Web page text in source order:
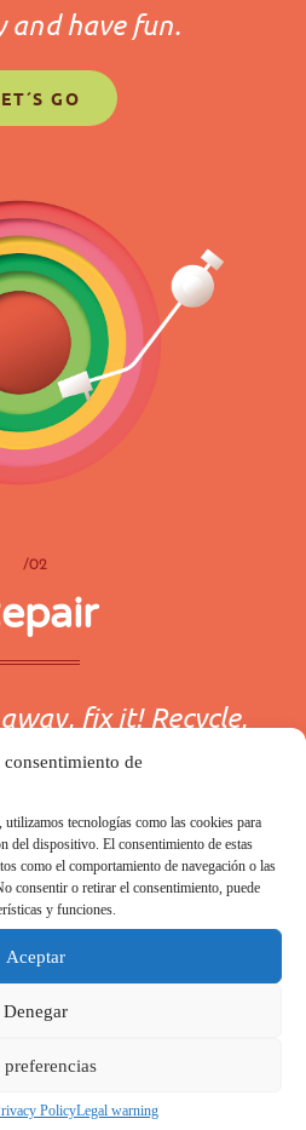
de
utilizamos tecnologías como las cookies para
del dispositivo. El consentimiento de estas
como el comportamiento de navegación o las
consentir o retirar el consentimiento, puede
y funciones.
Aceptar
Denegar
preferencias
PolicyLegal warning
and have fun.
GO
/02
fix it! Recycle,
We can give it a
life
GO